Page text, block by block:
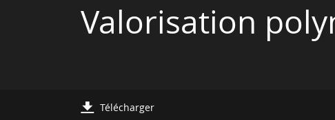
Valorisation
Télécharger